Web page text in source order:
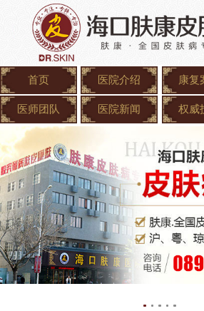
首页 医院介绍 康复
医师团队 医院新闻 权威